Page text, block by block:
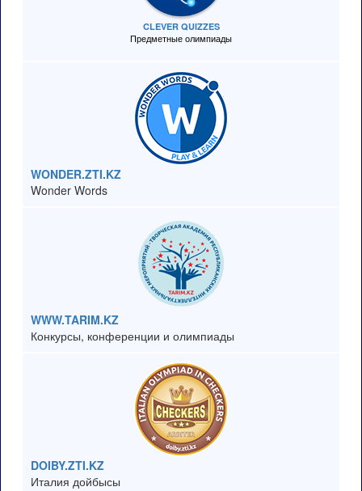
CLEVER QUIZZES
Предметные олимпиады
WONDER.ZTI.KZ
Wonder Words
WWW.TARIM.KZ
Конкурсы, конференции и олимпиады
DOIBY.ZTI.KZ
Италия дойбысы